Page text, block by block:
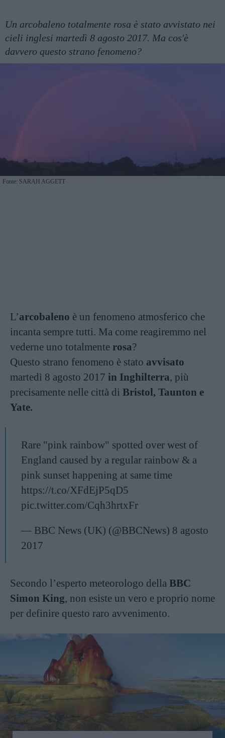
Un arcobaleno totalmente rosa è stato avvistato nei
cieli inglesi martedì 8 agosto 2017. Ma cos'è
davvero questo strano fenomeno?
Fonte: SARAH AGGETT
L’arcobaleno è un fenomeno atmosferico che
incanta sempre tutti. Ma come reagiremmo nel
vederne uno totalmente rosa?
Questo strano fenomeno è stato avvisato
martedì 8 agosto 2017 in Inghilterra, più
precisamente nelle città di Bristol, Taunton e
Yate.
Rare "pink rainbow" spotted over west of
England caused by a regular rainbow & a
pink sunset happening at same time
https://t.co/XFdEjP5qD5
pic.twitter.com/Cqh3hrtxFr
— BBC News (UK) (@BBCNews) 8 agosto
2017
Secondo l’esperto meteorologo della BBC
Simon King, non esiste un vero e proprio nome
per definire questo raro avvenimento.